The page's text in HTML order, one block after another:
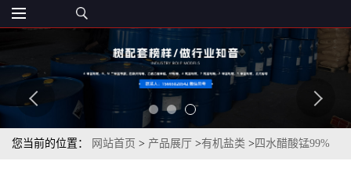
您当前的位置： 网站首页 > 产品展厅 >有机盐类 > 四水醋酸锰99%